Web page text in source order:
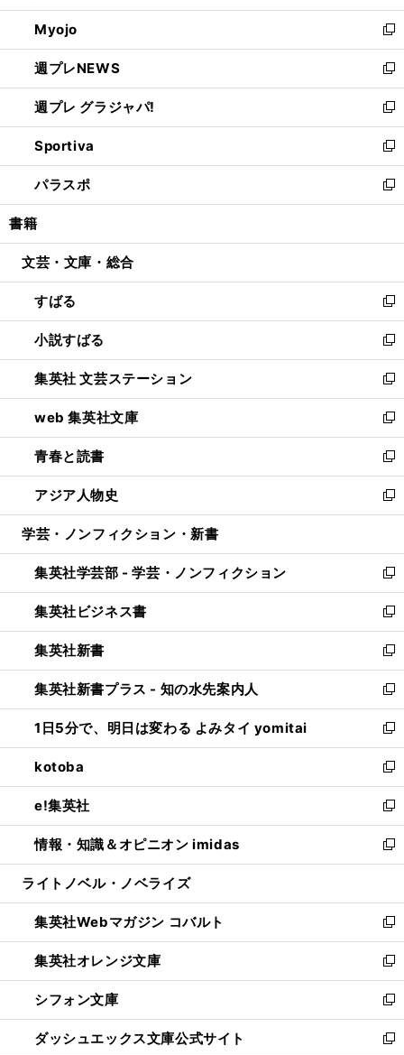
開
く
ウ
で
開
く
ン
ド
ウ
で
開
く
ウ
ィ
ン
ド
ウ
で
開
く
Myojo
新
し
い
ウ
ィ
ン
ド
ウ
で
開
週プレNEWS
新
し
い
ウ
ィ
ン
ド
ウ
開
週プレ グラジャパ!
新
し
い
ウ
ィ
ン
ウ
開
く
Sportiva
新
し
い
ウ
ン
ウ
で
開
く
パラスポ
新
し
ウ
ン
ド
ウ
で
開
く
書籍
文芸・文庫・総合
すばる
新
し
い
ウ
ィ
ン
ド
ウ
で
開
く
小説すばる
新
し
い
ウ
ィ
ン
ド
ウ
で
開
集英社 文芸ステーション
新
し
い
ウ
ィ
ン
ド
ウ
開
く
web 集英社文庫
新
し
い
ウ
ィ
ン
ウ
で
開
く
青春と読書
新
し
い
ウ
ン
ド
ウ
で
開
く
アジア人物史
新
し
ウ
ィ
ン
ド
ウ
で
開
く
学芸・ノンフィクション・新書
集英社学芸部 - 学芸・ノンフィクション
新
し
い
ウ
ィ
ン
ド
ウ
で
開
く
集英社ビジネス書
新
し
い
ウ
ィ
ン
ド
ウ
で
開
く
集英社新書
新
し
い
ウ
ィ
ン
ド
ウ
で
開
く
集英社新書プラス - 知の水先案内人
新
し
い
ウ
ィ
ン
ド
ウ
で
開
1日5分で、明日は変わる よみタイ yomitai
新
し
い
ウ
ィ
ン
ド
ウ
開
く
kotoba
新
し
い
ウ
ィ
ン
ウ
で
開
く
e!集英社
新
し
い
ウ
ン
ド
ウ
で
開
く
情報・知識＆オピニオン imidas
新
し
ウ
ィ
ン
ド
ウ
で
開
く
ライトノベル・ノベライズ
集英社Webマガジン コバルト
新
し
い
ウ
ィ
ン
ド
集英社オレンジ文庫
新
し
い
ウ
ィ
シフォン文庫
新
し
い
ダッシュエックス文庫公式サイト
新